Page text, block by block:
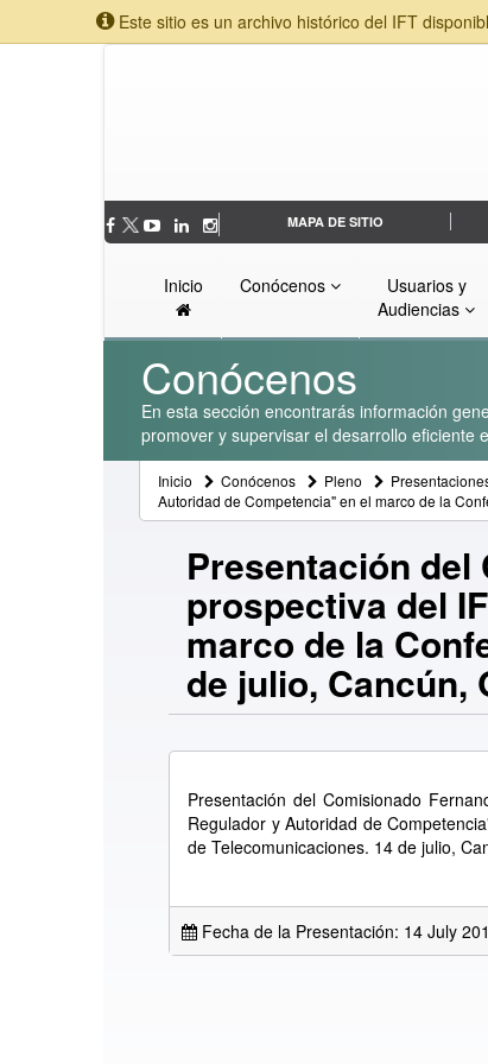
Este sitio es un archivo histórico del IFT
MAPA DE SITIO
Inicio Conócenos
Usuarios y
Audiencias
Conócenos
En esta sección encontrarás información
promover y supervisar el desarrollo eficiente
Inicio Conócenos Pleno
Autoridad de Competencia" en el marco de la
Presentación
prospectiva del
marco de la
de julio, Cancún,
Presentación del Comisionado
Regulador y Autoridad de
de Telecomunicaciones. 14 de julio,
Fecha de la Presentación: 14 July